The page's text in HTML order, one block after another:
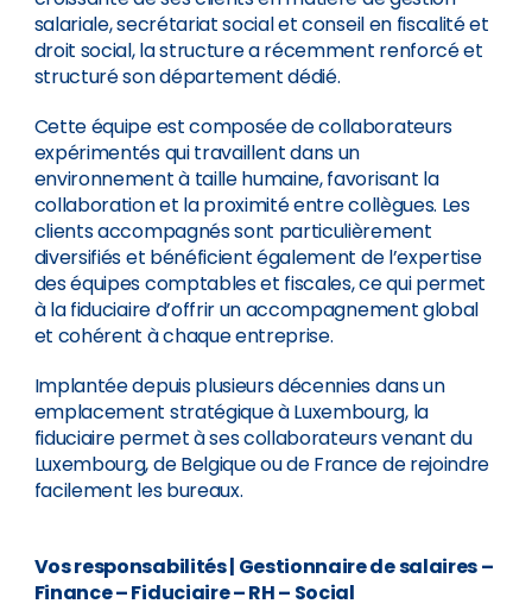
salariale, secrétariat social et conseil en fiscalité et
droit social, la structure a récemment renforcé et
structuré son département dédié.
Cette équipe est composée de collaborateurs
expérimentés qui travaillent dans un
environnement à taille humaine, favorisant la
collaboration et la proximité entre collègues. Les
clients accompagnés sont particulièrement
diversifiés et bénéficient également de l’expertise
des équipes comptables et fiscales, ce qui permet
à la fiduciaire d’offrir un accompagnement global
et cohérent à chaque entreprise.
Implantée depuis plusieurs décennies dans un
emplacement stratégique à Luxembourg, la
fiduciaire permet à ses collaborateurs venant du
Luxembourg, de Belgique ou de France de rejoindre
facilement les bureaux.
Vos responsabilités| Gestionnaire de salaires –
Finance – Fiduciaire – RH – Social